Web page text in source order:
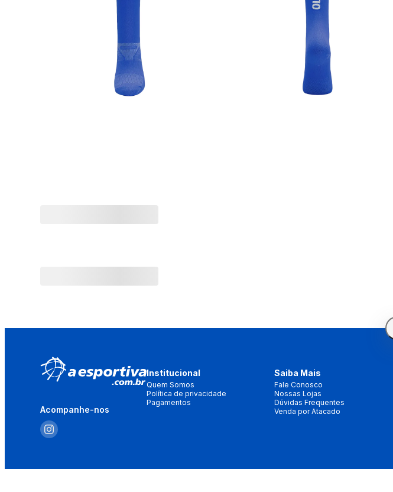
Acompanhe-nos
Institucional
Quem Somos
Política de privacidade
Pagamentos
Saiba Mais
Fale Conosco
Nossas Lojas
Dúvidas Frequentes
Venda por Atacado